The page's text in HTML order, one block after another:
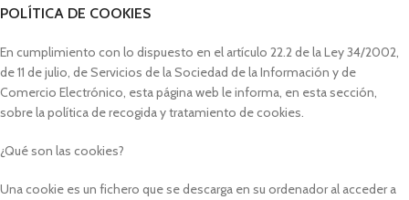
POLÍTICA DE COOKIES
En cumplimiento con lo dispuesto en el artículo 22.2 de la Ley 34/2002,
de 11 de julio, de Servicios de la Sociedad de la Información y de
Comercio Electrónico, esta página web le informa, en esta sección,
sobre la política de recogida y tratamiento de cookies.
¿Qué son las cookies?
Una cookie es un fichero que se descarga en su ordenador al acceder a